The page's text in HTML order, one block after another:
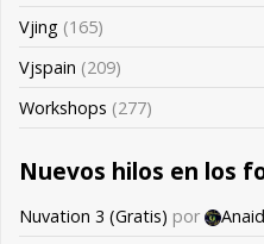
Vjing (165)
Vjspain (209)
Workshops (277)
Nuevos hilos en los
Nuvation 3 (Gratis) por